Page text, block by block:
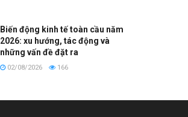
Biến động kinh tế toàn cầu năm
2026: xu hướng, tác động và
những vấn đề đặt ra
02/08/2026 166